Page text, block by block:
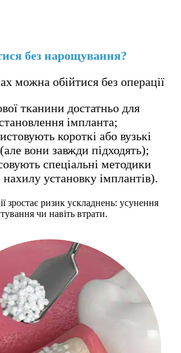
без нарощування?
можна обійтися без операції
тканини достатньо для
імпланта;
короткі або вузькі
вони завжди підходять);
спеціальні методики
установку імплантів).
зростає ризик ускладнень: усунення
чи навіть втрати.